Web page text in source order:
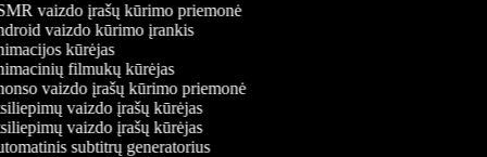
vaizdo įrašų kūrimo priemonė
vaizdo kūrimo įrankis
kūrėjas
filmukų kūrėjas
vaizdo įrašų kūrimo priemonė
vaizdo įrašų kūrėjas
vaizdo įrašų kūrėjas
subtitrų generatorius